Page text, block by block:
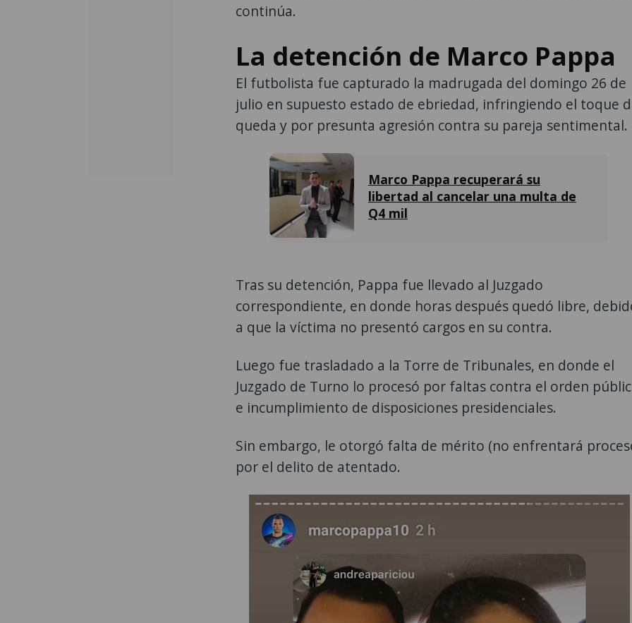
continúa.
La detención de Marco Pappa
El futbolista fue capturado la madrugada del domingo 26 de
julio en supuesto estado de ebriedad, infringiendo el toque
queda y por presunta agresión contra su pareja sentimental.
Marco Pappa recuperará su
libertad al cancelar una multa de
Q4 mil
Tras su detención, Pappa fue llevado al Juzgado
correspondiente, en donde horas después quedó libre,
a que la víctima no presentó cargos en su contra.
Luego fue trasladado a la Torre de Tribunales, en donde el
Juzgado de Turno lo procesó por faltas contra el orden
e incumplimiento de disposiciones presidenciales.
Sin embargo, le otorgó falta de mérito (no enfrentará
por el delito de atentado.